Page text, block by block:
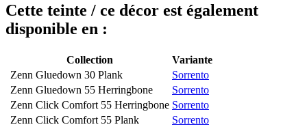
Cette teinte / ce décor est également
disponible en :
Collection
Variante
Zenn Gluedown 30 Plank
Sorrento
Zenn Gluedown 55 Herringbone
Sorrento
Zenn Click Comfort 55 Herringbone Sorrento
Zenn Click Comfort 55 Plank
Sorrento